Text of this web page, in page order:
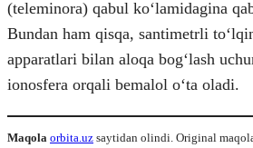
(teleminora) qabul koʻlamidagina
Bundan ham qisqa, santimetrli
apparatlari bilan aloqa bogʻlash
ionosfera orqali bemalol oʻta oladi.
Maqola orbita.uz saytidan olindi. Original